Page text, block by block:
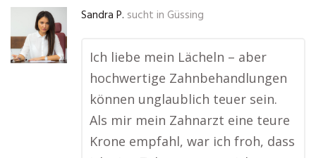
Sandra P. sucht in Güssing
Ich liebe mein Lächeln – aber
hochwertige Zahnbehandlungen
können unglaublich teuer sein.
Als mir mein Zahnarzt eine teure
Krone empfahl, war ich froh, dass